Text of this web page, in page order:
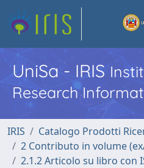
UniSa - IRIS
Research
IRIS
Catalogo Prodotti
2 Contributo in volume
2.1.2 Articolo su libro con